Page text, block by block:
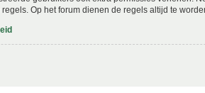
Op het forum dienen de regels altijd te